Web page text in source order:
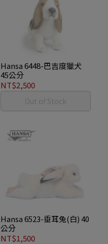
Hansa 6448-巴吉度獵犬
45公分
NT$2,500
Out of Stock
Hansa 6523-垂耳兔(白) 40
公分
NT$1,500